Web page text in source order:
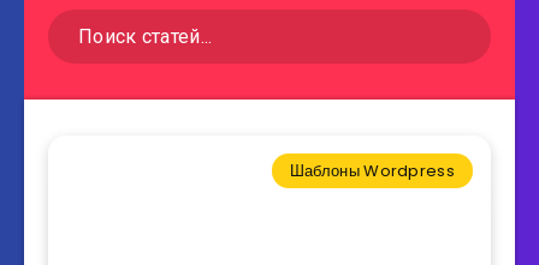
Шаблоны Wordpress